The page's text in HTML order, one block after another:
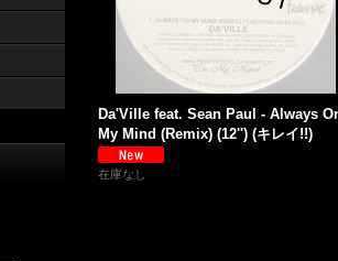
Da'Ville feat. Sean Paul - Always
My Mind (Remix) (12'') (キレイ!!)
在庫なし